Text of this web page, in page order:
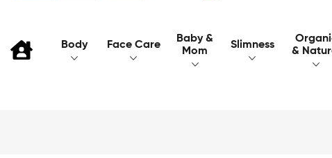
Body Face Care
Baby &
Mom
Slimness
&